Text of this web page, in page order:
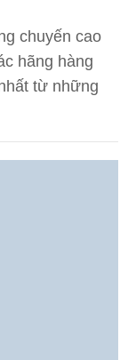
chuyến cao
hãng hàng
từ những